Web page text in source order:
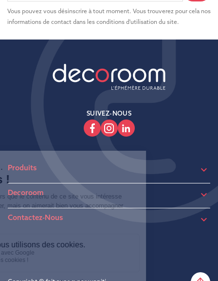
Vous pouvez vous désinscrire à tout moment. Vous trouverez pour cela nos
informations de contact dans les conditions d'utilisation du site.
SUIVEZ-NOUS
Produits 
Decoroom 
Contactez-Nous 